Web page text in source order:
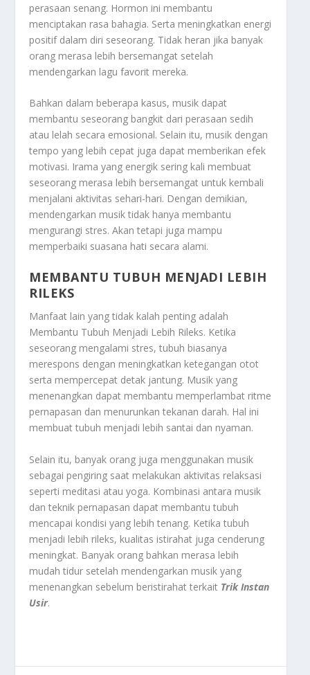
perasaan senang. Hormon ini membantu
menciptakan rasa bahagia. Serta meningkatkan energi
positif dalam diri seseorang. Tidak heran jika banyak
orang merasa lebih bersemangat setelah
mendengarkan lagu favorit mereka.
Bahkan dalam beberapa kasus, musik dapat
membantu seseorang bangkit dari perasaan sedih
atau lelah secara emosional. Selain itu, musik dengan
tempo yang lebih cepat juga dapat memberikan efek
motivasi. Irama yang energik sering kali membuat
seseorang merasa lebih bersemangat untuk kembali
menjalani aktivitas sehari-hari. Dengan demikian,
mendengarkan musik tidak hanya membantu
mengurangi stres. Akan tetapi juga mampu
memperbaiki suasana hati secara alami.
MEMBANTU TUBUH MENJADI LEBIH
RILEKS
Manfaat lain yang tidak kalah penting adalah
Membantu Tubuh Menjadi Lebih Rileks. Ketika
seseorang mengalami stres, tubuh biasanya
merespons dengan meningkatkan ketegangan otot
serta mempercepat detak jantung. Musik yang
menenangkan dapat membantu memperlambat ritme
pernapasan dan menurunkan tekanan darah. Hal ini
membuat tubuh menjadi lebih santai dan nyaman.
Selain itu, banyak orang juga menggunakan musik
sebagai pengiring saat melakukan aktivitas relaksasi
seperti meditasi atau yoga. Kombinasi antara musik
dan teknik pernapasan dapat membantu tubuh
mencapai kondisi yang lebih tenang. Ketika tubuh
menjadi lebih rileks, kualitas istirahat juga cenderung
meningkat. Banyak orang bahkan merasa lebih
mudah tidur setelah mendengarkan musik yang
menenangkan sebelum beristirahat terkait Trik Instan
Usir.